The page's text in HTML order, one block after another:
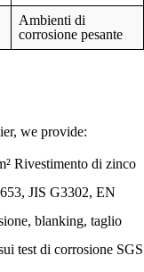
Ambienti di
corrosione pesante
we provide:
Rivestimento di zinco
JIS G3302, EN
blanking, taglio
test di corrosione SGS